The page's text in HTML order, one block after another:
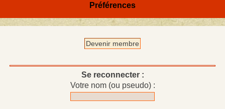
Préférences
Devenir membre
Se reconnecter :
Votre nom (ou pseudo) :